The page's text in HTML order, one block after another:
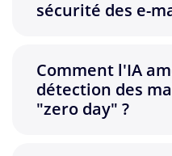
sécurité des e-
Comment l'IA
détection des
"zero day" ?